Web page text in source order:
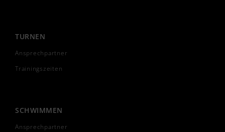
TURNEN
Ansprechpartner
Trainingszeiten
SCHWIMMEN
Ansprechpartner